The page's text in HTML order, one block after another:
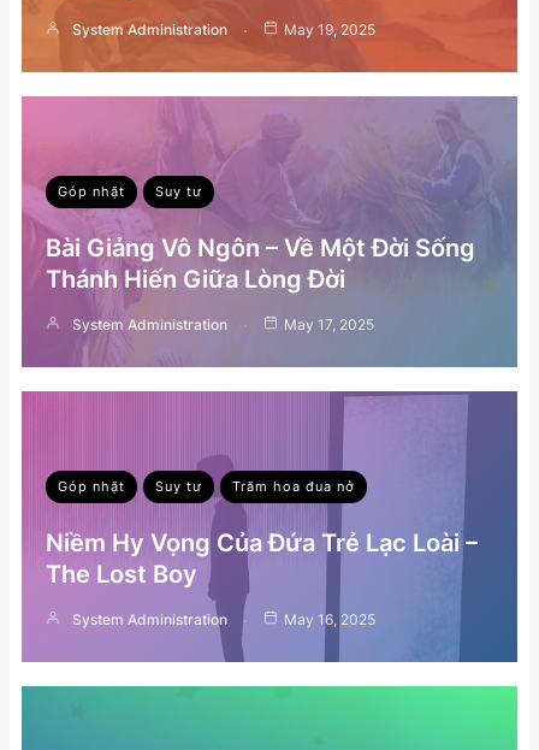
System Administration May 19, 2025
Góp nhặt Suy tư
Bài Giảng Vô Ngôn – Về Một Đời Sống
Thánh Hiến Giữa Lòng Đời
System Administration May 17, 2025
Góp nhặt Suy tư Trăm hoa đua nở
Niềm Hy Vọng Của Đứa Trẻ Lạc Loài –
The Lost Boy
System Administration May 16, 2025